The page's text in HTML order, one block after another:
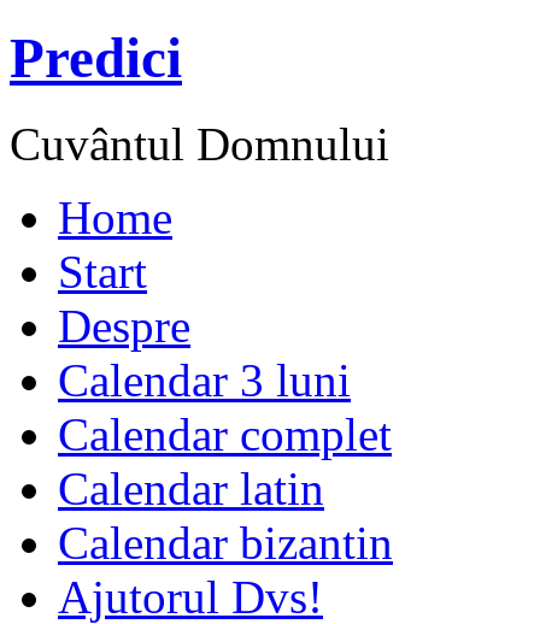
Predici
Cuvântul Domnului
Home
Start
Despre
Calendar 3 luni
Calendar complet
Calendar latin
Calendar bizantin
Ajutorul Dvs!